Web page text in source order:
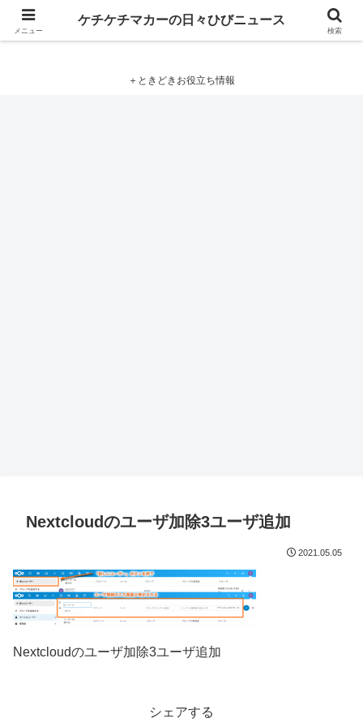
ケチケチマカーの日々ひびニュース
＋ときどきお役立ち情報
Nextcloudのユーザ加除3ユーザ追加
2021.05.05
Nextcloudのユーザ加除3ユーザ追加
シェアする
メニュー
ケチケチマカーの日々ひびニュース
検索